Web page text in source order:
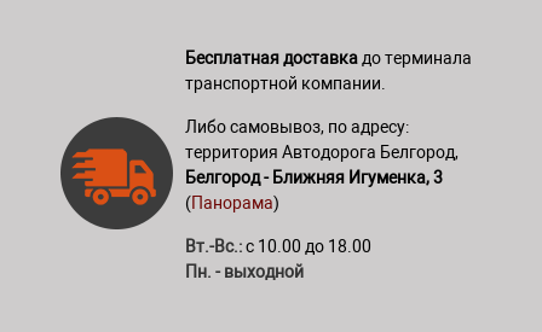
Бесплатная доставка до терминала
транспортной компании.
Либо самовывоз, по адресу:
территория Автодорога Белгород,
Белгород - Ближняя Игуменка, 3
(Панорама)
Вт.-Вс.:с 10.00 до 18.00
Пн. - выходной